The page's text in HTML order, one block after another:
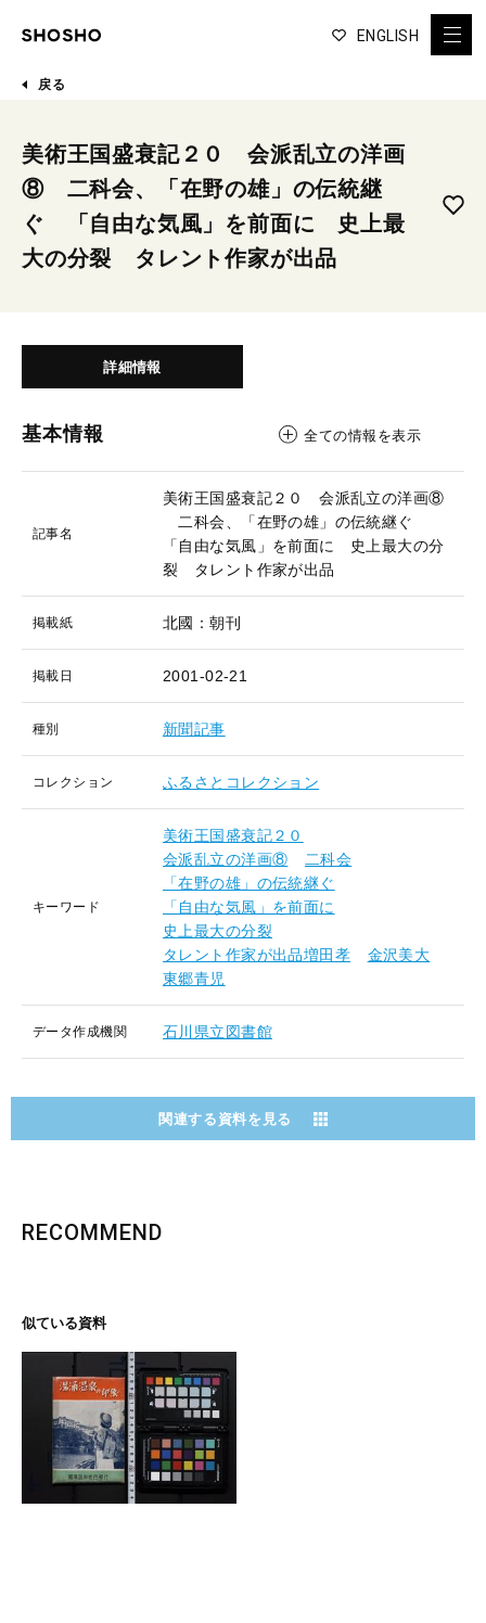
ENGLISH
戻る
美術王国盛衰記２０ 会派乱立の洋画
⑧ 二科会、「在野の雄」の伝統継
ぐ 「自由な気風」を前面に 史上最
大の分裂 タレント作家が出品
詳細情報
基本情報 全ての情報を表示
記事名
美術王国盛衰記２０ 会派乱立の洋画⑧
二科会、「在野の雄」の伝統継ぐ
「自由な気風」を前面に 史上最大の分
裂 タレント作家が出品
掲載紙 北國：朝刊
掲載日 2001-02-21
種別 新聞記事
コレクション ふるさとコレクション
キーワード
美術王国盛衰記２０
会派乱立の洋画⑧
二科会
「在野の雄」の伝統継ぐ
「自由な気風」を前面に
史上最大の分裂
タレント作家が出品増田孝
金沢美大
東郷青児
データ作成機関 石川県立図書館
関連する資料を見る
RECOMMEND
似ている資料